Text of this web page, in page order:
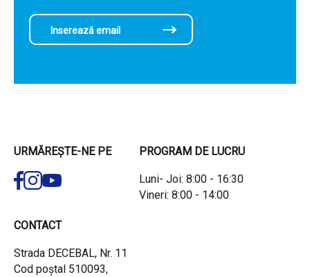
URMĂREȘTE-NE PE PROGRAM DE LUCRU
Luni- Joi: 8:00 - 16:30
Vineri: 8:00 - 14:00
CONTACT
Strada DECEBAL, Nr. 11
Cod poștal 510093,